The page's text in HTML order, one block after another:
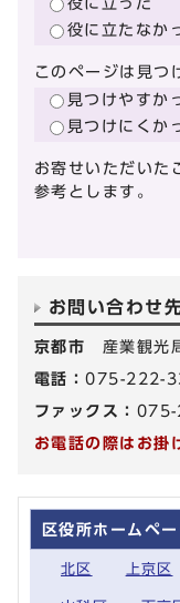
役に立たなか
このページは見つ
見つけやすか
見つけにくか
お寄せいただいた
参考とします。
お問い合わせ
京都市 産業観光
電話：075-222-
ファックス： 075-
お電話の際はお掛
区役所ホームペ
北区 上京区